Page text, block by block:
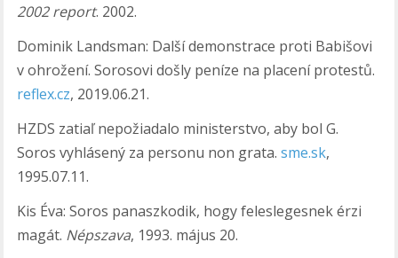
2002 report. 2002.
Dominik Landsman: Další demonstrace proti Babišovi
v ohrožení. Sorosovi došly peníze na placení protestů.
reflex.cz, 2019.06.21.
HZDS zatiaľ nepožiadalo ministerstvo, aby bol G.
Soros vyhlásený za personu non grata.sme.sk,
1995.07.11.
Kis Éva: Soros panaszkodik, hogy feleslegesnek érzi
magát. Népszava, 1993. május 20.